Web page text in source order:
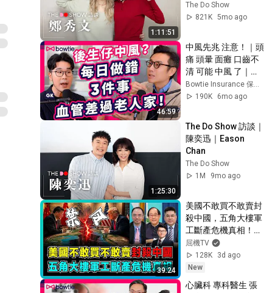
1:11:51
The Do Show
821K 5mo ago
46:59
中風先兆 注意！｜頭
痛 頭暈 面癱 口齒不
清 可能 中風 了｜中
風 預防 / 治療 / 復康
關鍵｜專家 教你 談
風 黃金三小時｜中風
好燒錢？危疾 vs 自
願醫保
Bowtie Insurance 保泰人壽 and Sun Life Hong Kong
190K
6mo ago
1:25:30
The Do Show 訪談｜
陳奕迅｜Eason
Chan
The Do Show
1M
9mo ago
39:24
美國不敢買不敢賣封
殺中國，五角大樓軍
工斷產危機真相！｜
美國逼蘋果放棄中國
芯片，F-35墜毀真
相，中國為何反而更
強大？【屈機頭條
屈機TV
128K
3d ago
New
心臟科 專科醫生 張